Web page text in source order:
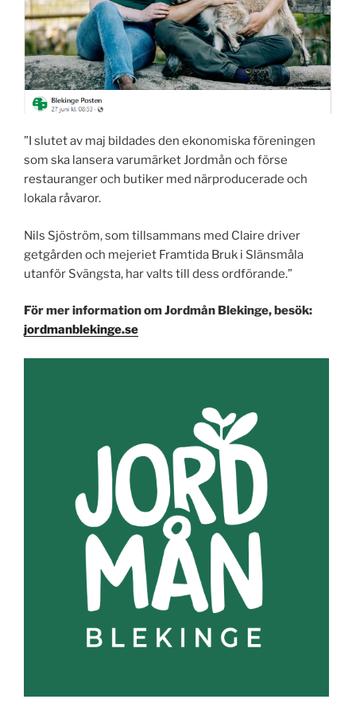
”I slutet av maj bildades den ekonomiska föreningen
som ska lansera varumärket Jordmån och förse
restauranger och butiker med närproducerade och
lokala råvaror.
Nils Sjöström, som tillsammans med Claire driver
getgården och mejeriet Framtida Bruk i Slänsmåla
utanför Svängsta, har valts till dess ordförande.”
För mer information om Jordmån Blekinge, besök:
jordmanblekinge.se